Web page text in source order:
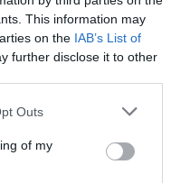
This information may
on the IAB’s List of
further disclose it to other
Outs
of my
și violată în